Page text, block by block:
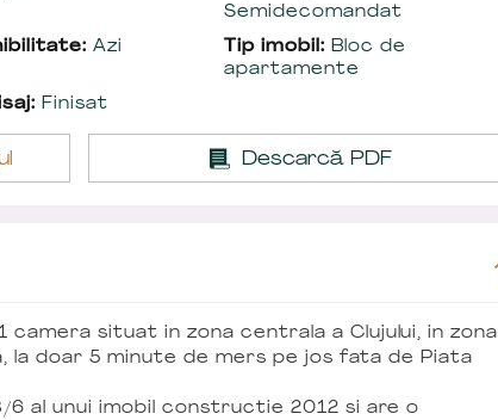
Semidecomandat
Azi Tip imobil: Bloc de
apartamente
Finisat
Descarcă PDF
situat in zona centrala a Clujului, in zona
doar 5 minute de mers pe jos fata de Piata
al unui imobil constructie 2012 si are o